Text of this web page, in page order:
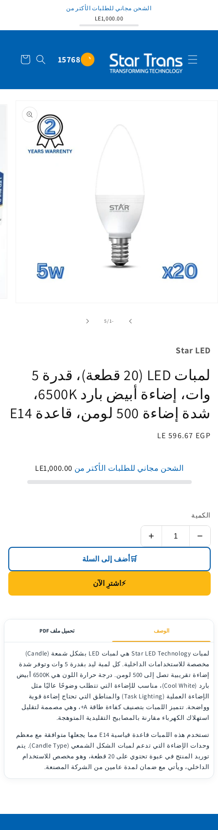
الشحن مجاني للطلبات الأكتر من
LE1,000.00
15768
التسوق
-1
/من
5
Star LED
لمبات LED (20 قطعة)، قدرة 5
وات، إضاءة أبيض بارد 6500K،
شدة إضاءة 500 لومن، قاعدة E14
السعر
LE 596.67 EGP
الشحن مجاني للطلبات الأكتر من LE1,000.00
الكمية
−
+
🛒 أضف إلى السلة
⚡ اشترِ الآن
الوصف تحميل ملف PDF
لمبات Star LED Technology
هي لمبات LED بشكل شمعة (Candle)
مخصصة للاستخدامات الداخلية. كل لمبة ليد بقدرة 5 وات
وتوفر شدة
إضاءة تقريبية تصل إلى 500 لومن . درجة حرارة اللون هي
6500K أبيض
بارد (Cool White)
، مناسب للإضاءة التي تتطلب وضوحًا عاليًا مثل
الإضاءة العملية (Task Lighting) والمناطق التي تحتاج إضاءة قوية
وواضحة. تتميز اللمبات بتصنيف كفاءة طاقة A+ ، وهي مصممة لتقليل
استهلاك الكهرباء مقارنة بالمصابيح التقليدية المتوهجة.
تستخدم هذه اللمبات قاعدة قياسية E14 مما يجعلها متوافقة مع معظم
وحدات الإضاءة التي تدعم لمبات الشكل الشمعي (Candle Type). يتم
توريد المنتج في عبوة تحتوي على 20 قطعة
، وهو مخصص للاستخدام
الداخلي، ويأتي مع ضمان لمدة عامين من الشركة المصنعة.